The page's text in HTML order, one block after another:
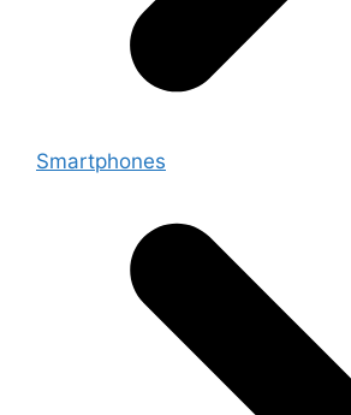
Smartphones